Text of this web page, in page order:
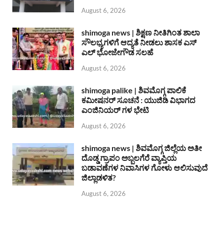
August 6, 2026
shimoga news | ಶಿಕ್ಷಣ ನೀತಿಗಿಂತ ಶಾಲಾ
ಸೌಲಭ್ಯಗಳಿಗೆ ಆದ್ಯತೆ ನೀಡಲು ಶಾಸಕ ಎಸ್
ಎಲ್ ಭೋಜೇಗೌಡ ಸಲಹೆ
August 6, 2026
shimoga palike | ಶಿವಮೊಗ್ಗ ಪಾಲಿಕೆ
ಕಮೀಷನರ್ ಸೂಚನೆ : ಯುಜಿಡಿ ವಿಭಾಗದ
ಎಂಜಿನಿಯರ್ ಗಳ ಭೇಟಿ
August 6, 2026
shimoga news | ಶಿವಮೊಗ್ಗ ಜಿಲ್ಲೆಯ ಅತೀ
ದೊಡ್ಡ ಗ್ರಾಪಂ ಅಬ್ಬಲಗೆರೆ ವ್ಯಾಪ್ತಿಯ
ಬಡಾವಣೆಗಳ ನಿವಾಸಿಗಳ ಗೋಳು ಆಲಿಸುವುದೆ
ಜಿಲ್ಲಾಡಳಿತ?
August 6, 2026